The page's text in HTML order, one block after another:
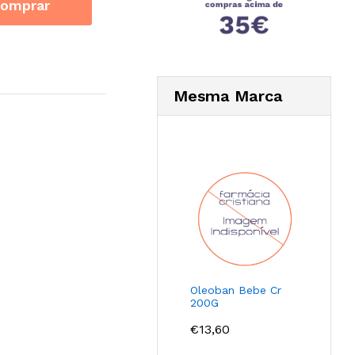
Mesma Marca
Oleoban Bebe Cr
200G
€13,60